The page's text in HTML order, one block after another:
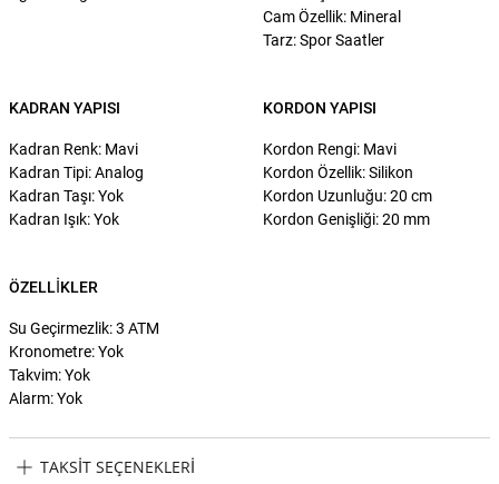
Cam Özellik: Mineral
Tarz: Spor Saatler
KADRAN YAPISI
Kadran Renk: Mavi
Kadran Tipi: Analog
Kadran Taşı: Yok
Kadran Işık: Yok
KORDON YAPISI
Kordon Rengi: Mavi
Kordon Özellik: Silikon
Kordon Uzunluğu: 20 cm
Kordon Genişliği: 20 mm
ÖZELLIKLER
Su Geçirmezlik: 3 ATM
Kronometre: Yok
Takvim: Yok
Alarm: Yok
TAKSIT SEÇENEKLERI